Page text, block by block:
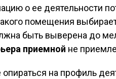
о ее деятельности
помещения
быть выверена до
приемной не
на профиль